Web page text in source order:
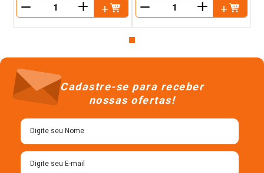
＋ ＋
Cadastre-se para receber
nossas ofertas!